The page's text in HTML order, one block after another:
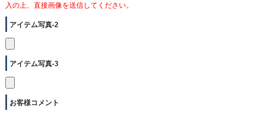
入の上、直接画像を送信してください。
アイテム写真-2
アイテム写真-3
お客様コメント